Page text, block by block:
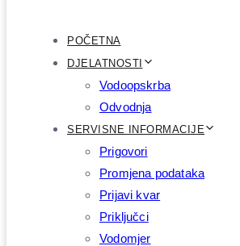
POČETNA
DJELATNOSTI
Vodoopskrba
Odvodnja
SERVISNE INFORMACIJE
Prigovori
Promjena podataka
Prijavi kvar
Priključci
Vodomjer